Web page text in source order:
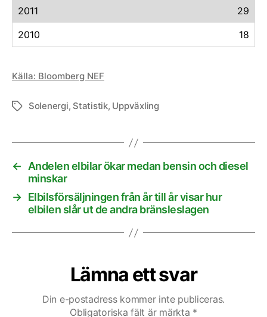
2011
29
2010
18
Källa: Bloomberg NEF
EtiketterSolenergi, Statistik, Uppväxling
← Andelen elbilar ökar medan bensin och diesel
minskar
→ Elbilsförsäljningen från år till år visar hur
elbilen slår ut de andra bränsleslagen
Lämna ett svar
Din e-postadress kommer inte publiceras.
Obligatoriska fält är märkta *